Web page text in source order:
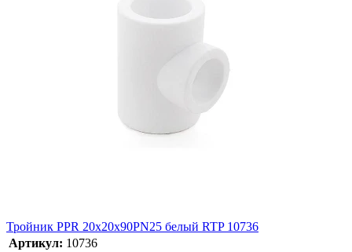
Тройник PPR 20х20х90PN25 белый RTP 10736
Артикул: 10736